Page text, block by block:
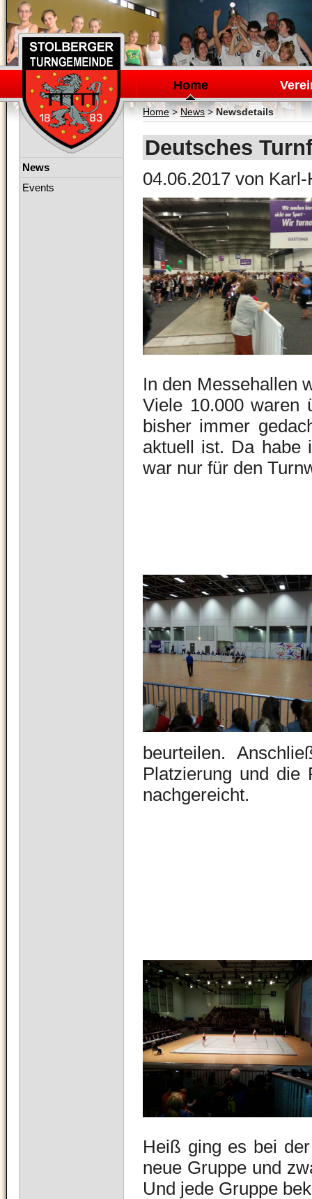
Navigation
überspringen
Home
Home> News>Newsdetails
Deutsches
04.06.2017 von
In den Messehallen
Viele 10.000 waren
bisher immer
aktuell ist. Da habe
war nur für den
beurteilen.
Platzierung und die
nachgereicht.
Heiß ging es bei
neue Gruppe und
Und jede Gruppe
Navigation
News
Events